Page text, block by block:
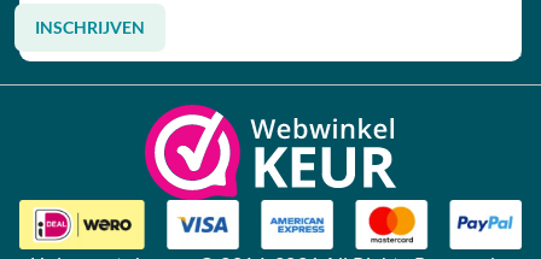
INSCHRIJVEN
Alternative: